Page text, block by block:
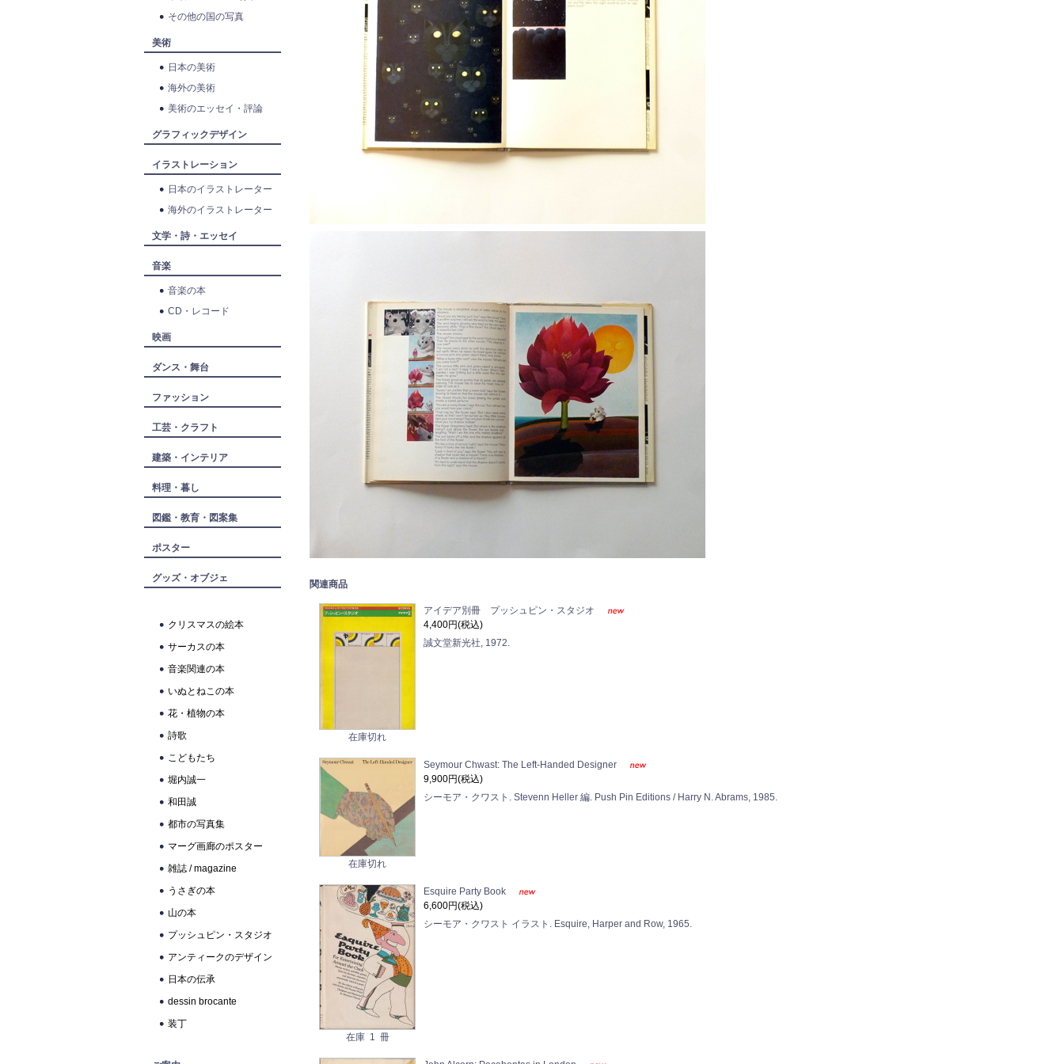
その他の国の写真
美術
日本の美術
海外の美術
美術のエッセイ・評論
グラフィックデザイン
イラストレーション
日本のイラストレーター
海外のイラストレーター
文学・詩・エッセイ
音楽
音楽の本
CD・レコード
映画
ダンス・舞台
ファッション
工芸・クラフト
建築・インテリア
料理・暮し
図鑑・教育・図案集
ポスター
グッズ・オブジェ
クリスマスの絵本
サーカスの本
音楽関連の本
いぬとねこの本
花・植物の本
詩歌
こどもたち
堀内誠一
和田誠
都市の写真集
マーグ画廊のポスター
雑誌 / magazine
うさぎの本
山の本
プッシュピン・スタジオ
アンティークのデザイン
日本の伝承
dessin brocante
装丁
関連商品
在庫切れ
アイデア別冊 プッシュピン・スタジオ
4,400円(税込)
誠文堂新光社, 1972.
在庫切れ
Seymour Chwast: The Left-Handed Designer
9,900円(税込)
シーモア・クワスト. Stevenn Heller 編. Push Pin Editions / Harry N. Abrams, 1985.
在庫 1 冊
Esquire Party Book
6,600円(税込)
シーモア・クワスト イラスト. Esquire, Harper and Row, 1965.